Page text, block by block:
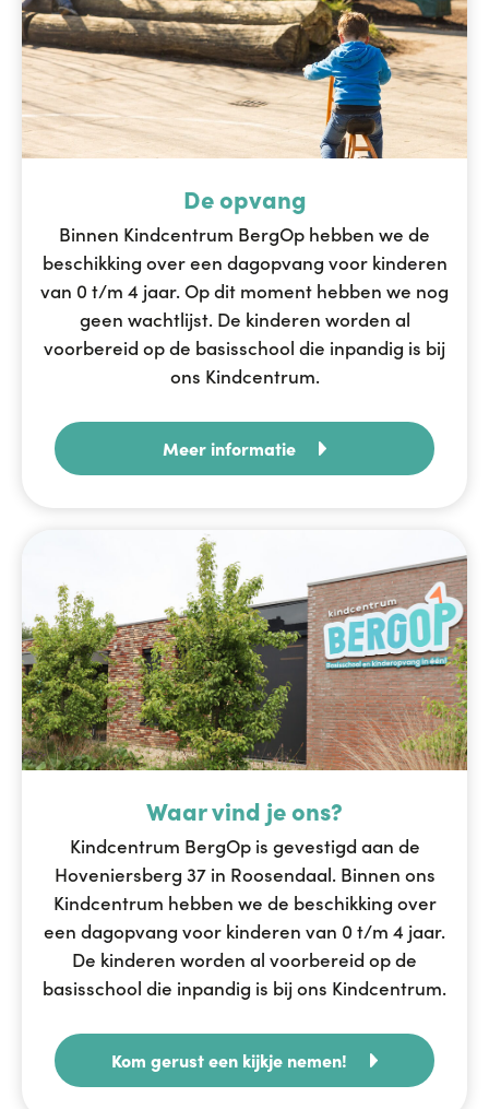
De opvang
Binnen Kindcentrum BergOp hebben we de
beschikking over een dagopvang voor kinderen
van 0 t/m 4 jaar. Op dit moment hebben we nog
geen wachtlijst. De kinderen worden al
voorbereid op de basisschool die inpandig is bij
ons Kindcentrum.
Meer informatie
Waar vind je ons?
Kindcentrum BergOp is gevestigd aan de
Hoveniersberg 37 in Roosendaal. Binnen ons
Kindcentrum hebben we de beschikking over
een dagopvang voor kinderen van 0 t/m 4 jaar.
De kinderen worden al voorbereid op de
basisschool die inpandig is bij ons Kindcentrum.
Kom gerust een kijkje nemen!